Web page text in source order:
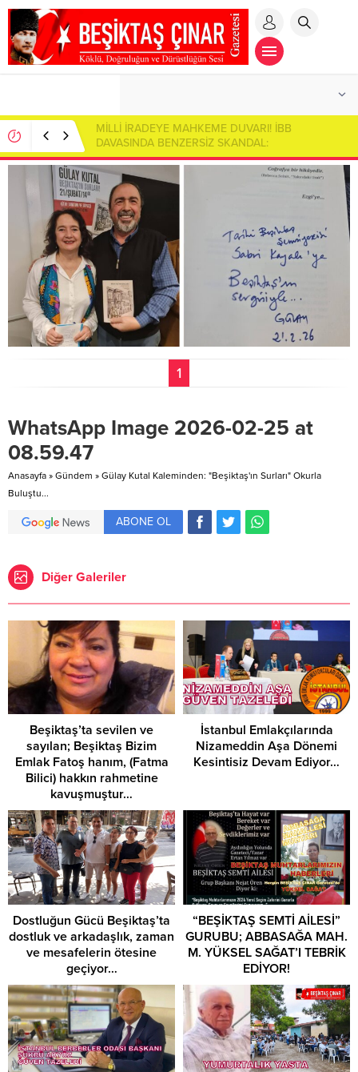
MİLLİ İRADEYE MAHKEME DUVARI! İBB
DAVASINDA BENZERSİZ SKANDAL:
CUMHURBAŞKANI ADAYI İMAMOĞLU SALONDAN
ÇIKARILDI!
1
WhatsApp Image 2026-02-25 at
08.59.47
Anasayfa » Gündem » Gülay Kutal Kaleminden: "Beşiktaş'ın Surları" Okurla
Buluştu...
ABONE OL
Diğer Galeriler
Beşiktaş’ta sevilen ve
sayılan; Beşiktaş Bizim
Emlak Fatoş hanım, (Fatma
Bilici) hakkın rahmetine
kavuşmuştur…
İstanbul Emlakçılarında
Nizameddin Aşa Dönemi
Kesintisiz Devam Ediyor…
Dostluğun Gücü Beşiktaş’ta
dostluk ve arkadaşlık, zaman
ve mesafelerin ötesine
geçiyor…
“BEŞİKTAŞ SEMTİ AİLESİ”
GURUBU; ABBASAĞA MAH.
M. YÜKSEL SAĞAT’I TEBRİK
EDİYOR!